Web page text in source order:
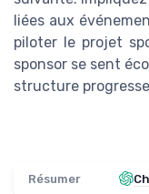
liées aux
piloter le projet
sponsor se sent
structure progresse
Résumer